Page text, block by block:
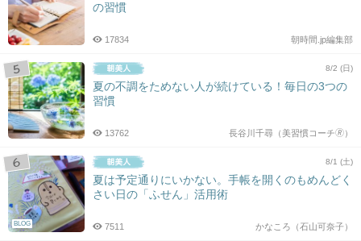
の習慣
朝時間.jp編集部
17834
8/2 (日)
夏の不調をためない人が続けている！毎日の3つの
習慣
長谷川千尋（美習慣コーチ🄬）
13762
BLOG
8/1 (土)
夏は予定通りにいかない。手帳を開くのもめんどく
さい日の「ふせん」活用術
かなころ（石山可奈子）
7511